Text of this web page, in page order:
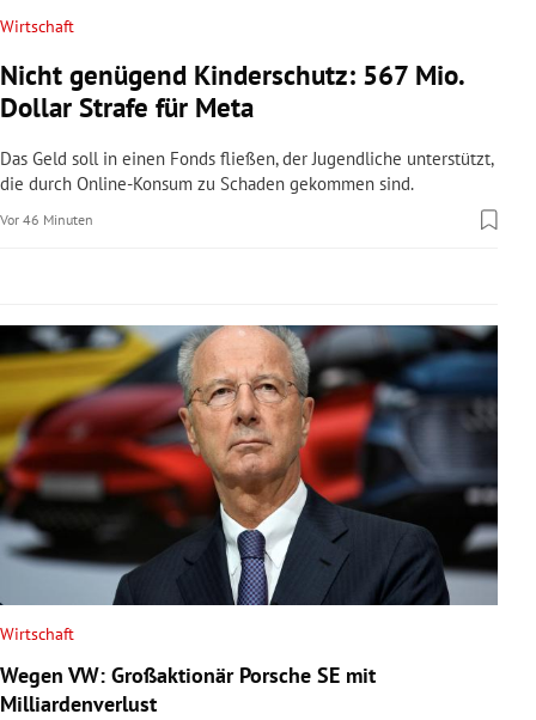
Untermenü
Untermenü
Untermenü
Untermenü
Untermenü
Wirtschaft
Nicht genügend Kinderschutz: 567 Mio.
Dollar Strafe für Meta
Das Geld soll in einen Fonds fließen, der Jugendliche unterstützt,
die durch Online-Konsum zu Schaden gekommen sind.
Vor 46 Minuten
Wirtschaft
Wegen VW: Großaktionär Porsche SE mit
Milliardenverlust